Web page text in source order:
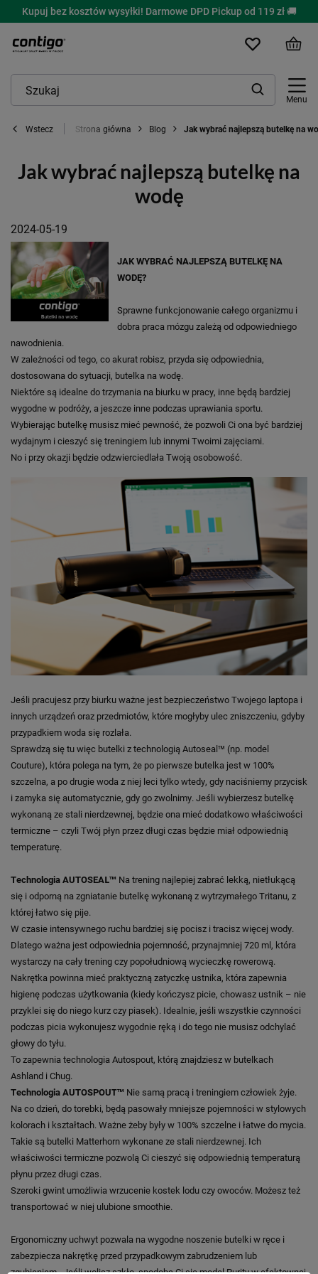
Kupuj bez kosztów wysyłki! Darmowe DPD Pickup od 119 zł 🚚
Menu
Wstecz Strona główna Blog Jak wybrać najlepszą butelkę na
Jak wybrać najlepszą butelkę na
wodę
2024-05-19
JAK WYBRAĆ NAJLEPSZĄ BUTELKĘ NA
WODĘ?
Sprawne funkcjonowanie całego organizmu i
dobra praca mózgu zależą od odpowiedniego
nawodnienia.
W zależności od tego, co akurat robisz, przyda się odpowiednia,
dostosowana do sytuacji, butelka na wodę.
Niektóre są idealne do trzymania na biurku w pracy, inne będą bardziej
wygodne w podróży, a jeszcze inne podczas uprawiania sportu.
Wybierając butelkę musisz mieć pewność, że pozwoli Ci ona być bardziej
wydajnym i cieszyć się treningiem lub innymi Twoimi zajęciami.
No i przy okazji będzie odzwierciedlała Twoją osobowość.
Jeśli pracujesz przy biurku ważne jest bezpieczeństwo Twojego laptopa i
innych urządzeń oraz przedmiotów, które mogłyby ulec zniszczeniu, gdyby
przypadkiem woda się rozlała.
Sprawdzą się tu więc butelki z technologią Autoseal™ (np. model
Couture), która polega na tym, że po pierwsze butelka jest w 100%
szczelna, a po drugie woda z niej leci tylko wtedy, gdy naciśniemy przycisk
i zamyka się automatycznie, gdy go zwolnimy. Jeśli wybierzesz butelkę
wykonaną ze stali nierdzewnej, będzie ona mieć dodatkowo właściwości
termiczne – czyli Twój płyn przez długi czas będzie miał odpowiednią
temperaturę.
Technologia AUTOSEAL™ Na trening najlepiej zabrać lekką, nietłukącą
się i odporną na zgniatanie butelkę wykonaną z wytrzymałego Tritanu, z
której łatwo się pije.
W czasie intensywnego ruchu bardziej się pocisz i tracisz więcej wody.
Dlatego ważna jest odpowiednia pojemność, przynajmniej 720 ml, która
wystarczy na cały trening czy popołudniową wycieczkę rowerową.
Nakrętka powinna mieć praktyczną zatyczkę ustnika, która zapewnia
higienę podczas użytkowania (kiedy kończysz picie, chowasz ustnik – nie
przyklei się do niego kurz czy piasek). Idealnie, jeśli wszystkie czynności
podczas picia wykonujesz wygodnie ręką i do tego nie musisz odchylać
głowy do tyłu.
To zapewnia technologia Autospout, którą znajdziesz w butelkach
Ashland i Chug.
Technologia AUTOSPOUT™ Nie samą pracą i treningiem człowiek żyje.
Na co dzień, do torebki, będą pasowały mniejsze pojemności w stylowych
kolorach i kształtach. Ważne żeby były w 100% szczelne i łatwe do mycia.
Takie są butelki Matterhorn wykonane ze stali nierdzewnej. Ich
właściwości termiczne pozwolą Ci cieszyć się odpowiednią temperaturą
płynu przez długi czas.
Szeroki gwint umożliwia wrzucenie kostek lodu czy owoców. Możesz też
transportować w niej ulubione smoothie.
Ergonomiczny uchwyt pozwala na wygodne noszenie butelki w ręce i
zabezpiecza nakrętkę przed przypadkowym zabrudzeniem lub